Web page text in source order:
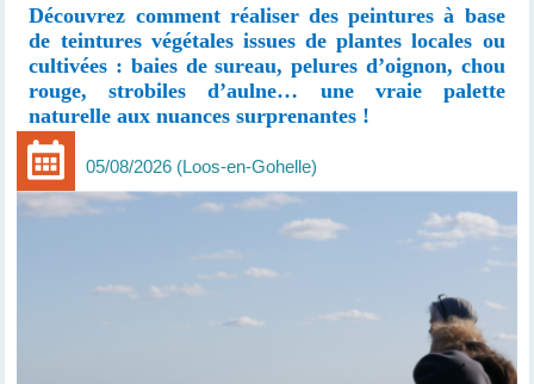
Découvrez comment réaliser des peintures à base
de teintures végétales issues de plantes locales ou
cultivées : baies de sureau, pelures d’oignon, chou
rouge, strobiles d’aulne… une vraie palette
naturelle aux nuances surprenantes !
05/08/2026 Loos-en-Gohelle